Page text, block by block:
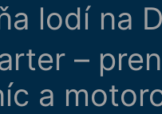
lodí na
–
a